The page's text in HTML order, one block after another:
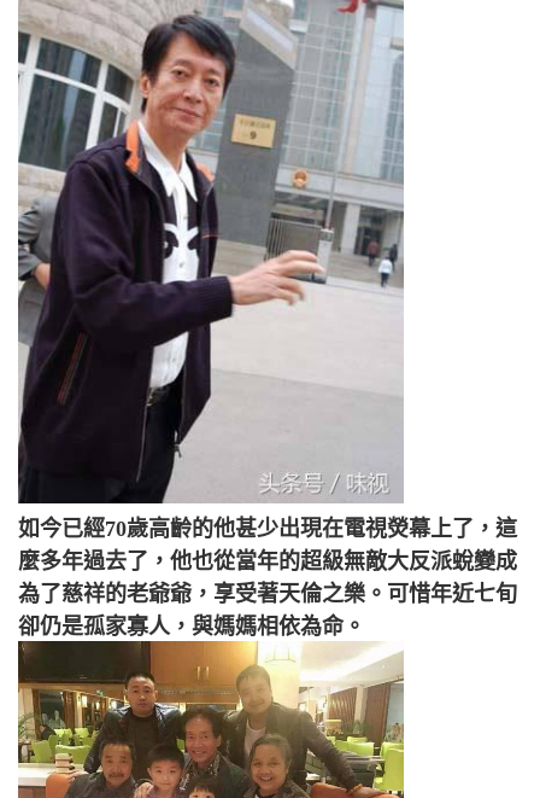
如今已經70歲高齡的他甚少出現在電視熒幕上了，這
麼多年過去了，他也從當年的超級無敵大反派蛻變成
為了慈祥的老爺爺，享受著天倫之樂。可惜年近七旬
卻仍是孤家寡人，與媽媽相依為命。